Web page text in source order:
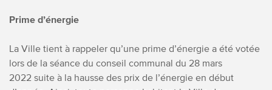
Prime d’énergie
La Ville tient à rappeler qu’une prime d’énergie a été votée
lors de la séance du conseil communal du 28 mars
2022 suite à la hausse des prix de l’énergie en début